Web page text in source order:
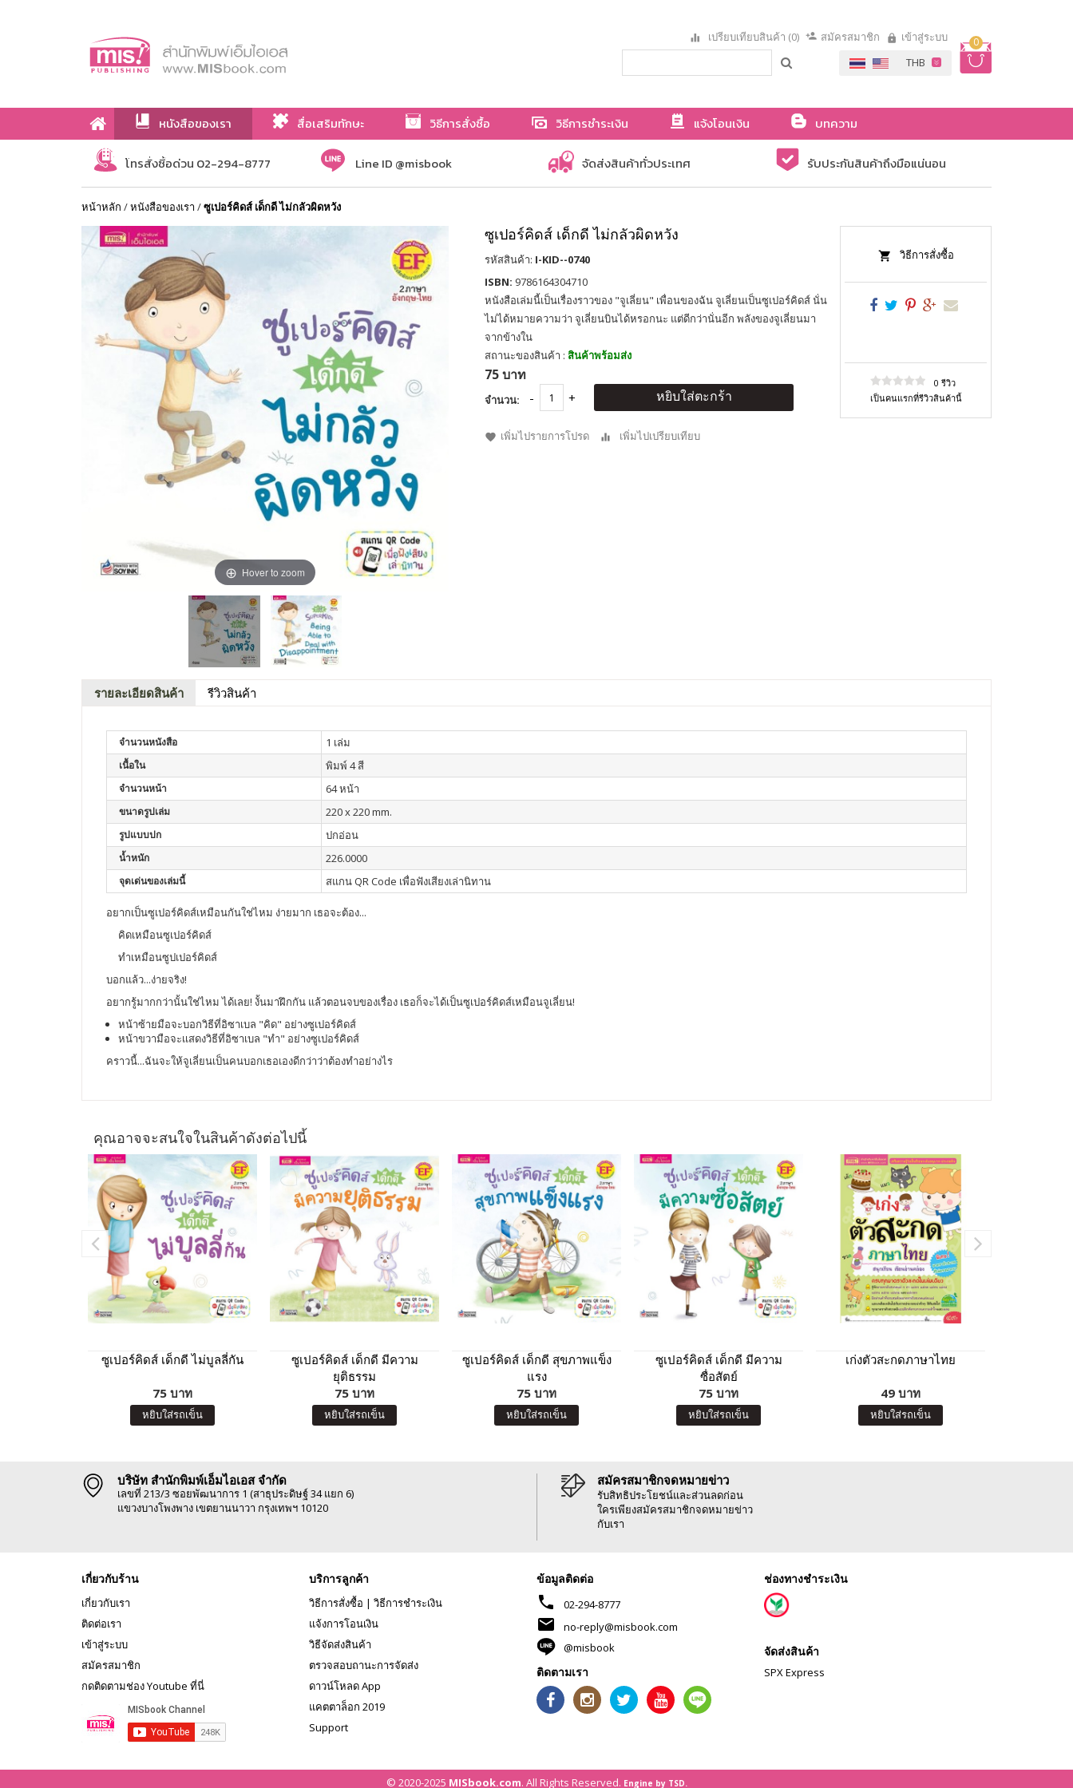
0
เปรียบเทียบสินค้า (0) สมัครสมาชิก เข้าสู่ระบบ
หนังสือของเรา สื่อเสริมทักษะ วิธีการสั่งซื้อ วิธีการชำระเงิน แจ้งโอนเงิน
บทความ
เกี่ยวกับเรา
โทรสั่งซื้อด่วน 02-294-8777 Line ID @misbook จัดส่งสินค้าทั่วประเทศ รับประกันสินค้าถึงมือแน่นอน
หน้าหลัก /หนังสือของเรา /ซูเปอร์คิดส์ เด็กดี ไม่กลัวผิดหวัง
Hover to zoom
ซูเปอร์คิดส์ เด็กดี ไม่กลัวผิดหวัง
รหัสสินค้า: I-KID--0740
ISBN: 9786164304710
หนังสือเล่มนี้เป็นเรื่องราวของ "จูเลี่ยน" เพื่อนของฉัน จูเลี่ยนเป็นซูเปอร์คิดส์ นั่น
ไม่ได้หมายความว่า จูเลี่ยนบินได้หรอกนะ แต่ดีกว่านั่นอีก พลังของจูเลี่ยนมา
จากข้างใน
สถานะของสินค้า : สินค้าพร้อมส่ง
75 บาท
จำนวน: หยิบใส่ตะกร้า
เพิ่มไปรายการโปรด เพิ่มไปเปรียบเทียบ
วิธีการสั่งซื้อ
0 รีวิว
เป็นคนแรกที่รีวิวสินค้านี้
รายละเอียดสินค้า รีวิวสินค้า
จำนวนหนังสือ 1 เล่ม
เนื้อใน พิมพ์ 4 สี
จำนวนหน้า 64 หน้า
ขนาดรูปเล่ม 220 x 220 mm.
รูปแบบปก ปกอ่อน
น้ำหนัก 226.0000
จุดเด่นของเล่มนี้ สแกน QR Code เพื่อฟังเสียงเล่านิทาน
อยากเป็นซูเปอร์คิดส์เหมือนกันใช่ไหม ง่ายมาก เธอจะต้อง...
คิดเหมือนซูเปอร์คิดส์
ทำเหมือนซูปเปอร์คิดส์
บอกแล้ว...ง่ายจริง!
อยากรู้มากกว่านั้นใช่ไหม ได้เลย! งั้นมาฝึกกัน แล้วตอนจบของเรื่อง เธอก็จะได้เป็นซูเปอร์คิดส์เหมือนจูเลี่ยน!
หน้าซ้ายมือจะบอกวิธีที่อิซาเบล "คิด" อย่างซูเปอร์คิดส์
หน้าขวามือจะเเสดงวิธีที่อิซาเบล "ทำ" อย่างซูเปอร์คิดส์
คราวนี้...ฉันจะให้จูเลี่ยนเป็นคนบอกเธอเองดีกว่าว่าต้องทำอย่างไร
คุณอาจจะสนใจในสินค้าดังต่อไปนี้
ซูเปอร์คิดส์ เด็กดี ไม่บูลลี่กัน
75 บาท
หยิบใส่รถเข็น
ซูเปอร์คิดส์ เด็กดี มีความ
ยุติธรรม
75 บาท
หยิบใส่รถเข็น
ซูเปอร์คิดส์ เด็กดี สุขภาพแข็ง
แรง
75 บาท
หยิบใส่รถเข็น
ซูเปอร์คิดส์ เด็กดี มีความ
ซื่อสัตย์
75 บาท
หยิบใส่รถเข็น
เก่งตัวสะกดภาษาไทย
49 บาท
หยิบใส่รถเข็น
บริษัท สำนักพิมพ์เอ็มไอเอส จำกัด
เลขที่ 213/3 ซอยพัฒนาการ 1 (สาธุประดิษฐ์ 34 แยก 6)
แขวงบางโพงพาง เขตยานนาวา กรุงเทพฯ 10120
สมัครสมาชิกจดหมายข่าว
รับสิทธิประโยชน์และส่วนลดก่อน
ใครเพียงสมัครสมาชิกจดหมายข่าว
กับเรา
เกี่ยวกับร้าน
เกี่ยวกับเรา
ติดต่อเรา
เข้าสู่ระบบ
สมัครสมาชิก
กดติดตามช่อง Youtube ที่นี่
บริการลูกค้า
วิธีการสั่งซื้อ | วิธีการชำระเงิน
แจ้งการโอนเงิน
วิธีจัดส่งสินค้า
ตรวจสอบถานะการจัดส่ง
ดาวน์โหลด App
แคตตาล็อก 2019
Support
ข้อมูลติดต่อ
phone 02-294-8777
mail
no-reply@misbook.com
@misbook
ติดตามเรา
ช่องทางชำระเงิน
จัดส่งสินค้า
SPX Express
© 2020-2025 MISbook.com. All Rights Reserved. Engine by TSD.